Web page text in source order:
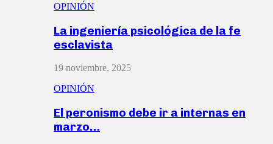
OPINIÓN
La ingeniería psicológica de la fe
esclavista
19 noviembre, 2025
OPINIÓN
El peronismo debe ir a internas en
marzo…